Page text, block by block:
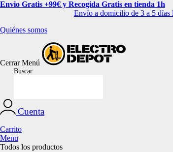
Envio Gratis +99€ y Recogida Gratis en tienda 1h
Envío a domicilio de 3 a 5 días
Quiénes somos
CerrarMenú
Buscar
Cuenta
Carrito
Menu
Todos los productos